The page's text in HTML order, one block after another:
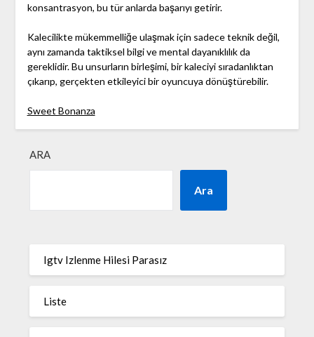
konsantrasyon, bu tür anlarda başarıyı getirir.
Kalecilikte mükemmelliğe ulaşmak için sadece teknik değil,
aynı zamanda taktiksel bilgi ve mental dayanıklılık da
gereklidir. Bu unsurların birleşimi, bir kaleciyi sıradanlıktan
çıkarıp, gerçekten etkileyici bir oyuncuya dönüştürebilir.
Sweet Bonanza
ARA
Ara
Igtv Izlenme Hilesi Parasız
Liste